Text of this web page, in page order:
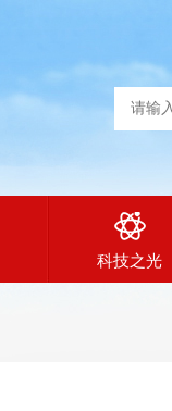
科技之光